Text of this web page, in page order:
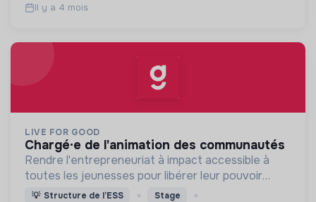
Il y a 4 mois
LIVE FOR GOOD
chargé·e de l'animation des communautés
Rendre l'entrepreneuriat à impact accessible à
toutes les jeunesses pour libérer leur pouvoir
d’agir
💡 Structure de l’ESS Stage